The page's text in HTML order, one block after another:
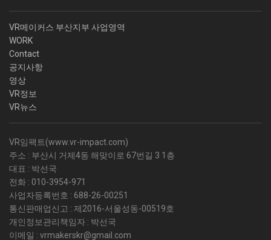
VR메이커스 부산지부 사업영역
WORK
Contact
공지사항
영상
VR정보
VR뉴스
VR임팩트(www.vr-impact.com)
주소 : 부산시 거제4동 해맞이로 67번길 3 1층
대표 : 박선국
전화 : 010-3954-971
사업자등록번호 : 688-26-00251
통신판매업신고 : 제2016-서울성동-00519호
개인정보관리책임자 : 박선국
이메일 : vrmakerskr@gmail.com